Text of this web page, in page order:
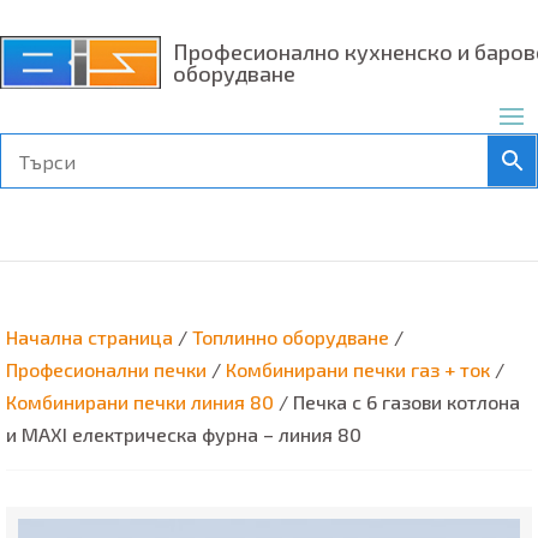
Професионално кухненско и
оборудване
Начална страница / Топлинно оборудване /
Професионални печки / Комбинирани печки газ + ток /
Комбинирани печки линия 80 / Печка с 6 газови котлона
и MAXI електрическа фурна – линия 80